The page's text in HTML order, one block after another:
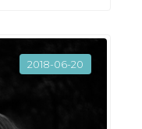
2018-06-20